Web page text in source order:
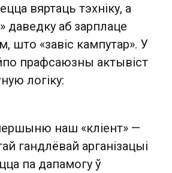
вяртаць тэхніку, а
даведку аб зарплаце
што «завіс кампутар». У
прафсаюзны актывіст
логіку:
наш «кліент» —
гандлёвай арганізацыі
па дапамогу ў